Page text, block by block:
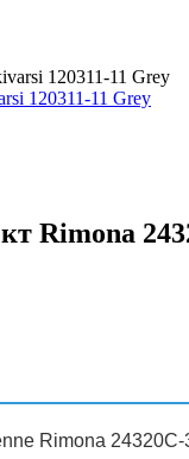
120311-11 Grey
Rimona
Rimona